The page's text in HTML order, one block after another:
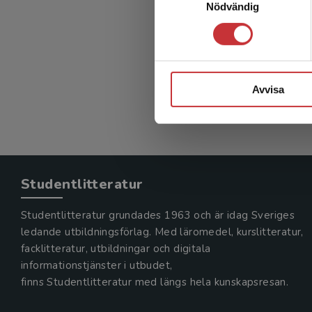
Nödvändig
Avvisa
448 kr
Exkl.
Studentlitteratur
Studentlitteratur grundades 1963 och är idag Sveriges
ledande utbildningsförlag. Med läromedel, kurslitteratur,
facklitteratur, utbildningar och digitala
informationstjänster i utbudet,
finns Studentlitteratur med längs hela kunskapsresan.